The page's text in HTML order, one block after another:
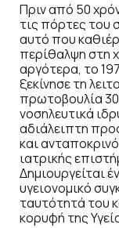
Πριν από 50
τις πόρτες του
αυτό που
περίθαλψη στη
αργότερα, το
ξεκίνησε τη
πρωτοβουλία
νοσηλευτικά
αδιάλειπτη
και
ιατρικής
Δημιουργείται
υγειονομικό
ταυτότητά του
κορυφή της